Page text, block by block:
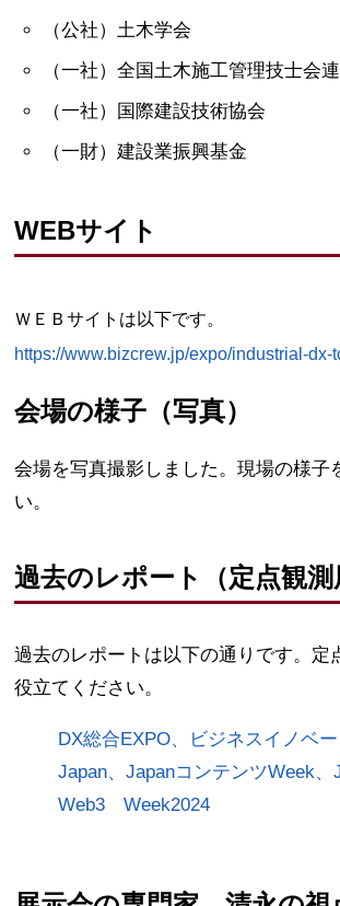
（公社）土木学会
（一社）全国土木施工管理技士会
（一社）国際建設技術協会
（一財）建設業振興基金
WEBサイト
ＷＥＢサイトは以下です。
https://www.bizcrew.jp/expo/industrial-dx-
会場の様子（写真）
会場を写真撮影しました。現場の様子
い。
過去のレポート（定点観測
過去のレポートは以下の通りです。定
役立てください。
DX総合EXPO、ビジネスイノベ
Japan、JapanコンテンツWeek
Web3 Week2024